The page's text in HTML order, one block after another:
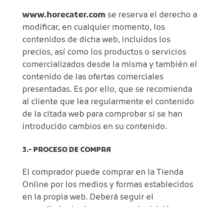
www.horecater.com se reserva el derecho a
modificar, en cualquier momento, los
contenidos de dicha web, incluidos los
precios, así como los productos o servicios
comercializados desde la misma y también el
contenido de las ofertas comerciales
presentadas. Es por ello, que se recomienda
al cliente que lea regularmente el contenido
de la citada web para comprobar si se han
introducido cambios en su contenido.
3.- PROCESO DE COMPRA
El comprador puede comprar en la Tienda
Online por los medios y formas establecidos
en la propia web. Deberá seguir el